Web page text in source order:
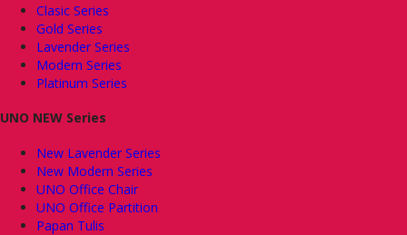
Clasic Series
Gold Series
Lavender Series
Modern Series
Platinum Series
UNO NEW Series
New Lavender Series
New Modern Series
UNO Office Chair
UNO Office Partition
Papan Tulis